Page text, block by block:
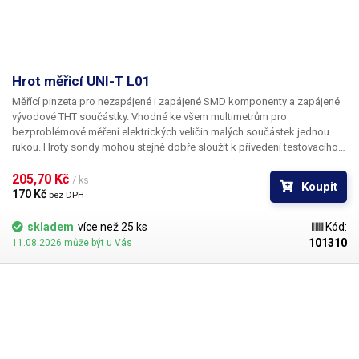
Rozměry (šířka - výška -
hloubka) [mm]
260-160-350 mm
Napětí
Váha balení [kg]:
Hrot měřicí UNI-T L01
Měřící pinzeta pro nezapájené i zapájené SMD komponenty a zapájené
vývodové THT součástky. Vhodné ke všem multimetrům pro
bezproblémové měření elektrických veličin malých součástek jednou
rukou. Hroty sondy mohou stejně dobře sloužit k přivedení testovacího
SMD LED a to zejména zapájených v LED páscích.
205,70 Kč / ks
170 Kč bez DPH
Koupit
skladem více než 25 ks
11.08.2026 může být u Vás
Kód:
101310